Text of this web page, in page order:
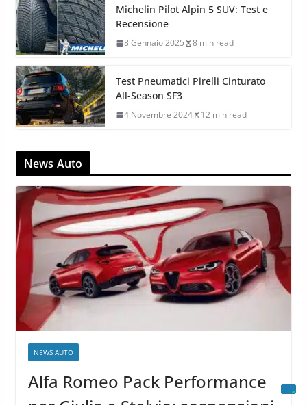
Michelin Pilot Alpin 5 SUV: Test e
Recensione
8 Gennaio 2025 8 min read
Test Pneumatici Pirelli Cinturato
All-Season SF3
4 Novembre 2024 12 min read
News Auto
NEWS AUTO
Alfa Romeo Pack Performance